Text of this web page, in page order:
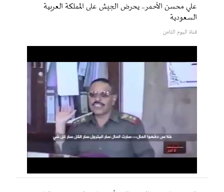
علي محسن الأحمر.. يحرض الجيش على المملكة العربية
السعودية
قناة اليوم الثامن